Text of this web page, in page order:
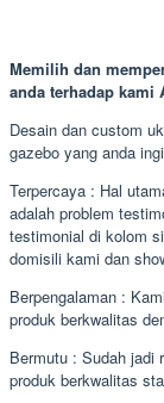
Memilih dan
anda terhadap kami
Desain dan custom
gazebo yang anda
Terpercaya : Hal
adalah problem
testimonial di kolom
domisili kami dan
Berpengalaman :
produk berkwalitas
Bermutu : Sudah jadi
produk berkwalitas